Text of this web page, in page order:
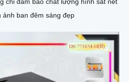
ban đêm sáng đẹp